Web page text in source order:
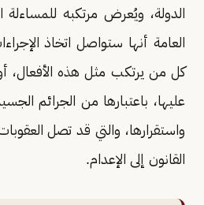
الدولة، ويُعرض مرتكبه للمساءلة
العامة أنها ستواصل اتخاذ
كل من يرتكب مثل هذه الأفعال،
عليها، باعتبارها من الجرائم
واستقرارها، والتي قد تصل
القانون إلى الإعدام.